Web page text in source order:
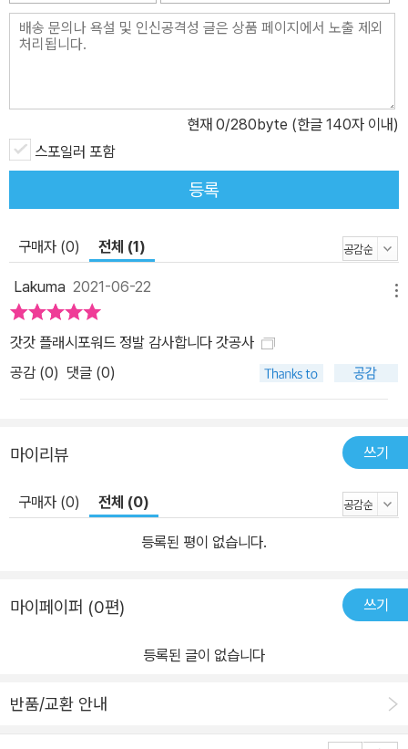
현재 0/280byte (한글 140자 이내)
스포일러 포함
등록
구매자 (0) 전체 (1)
Lakuma 2021-06-22
갓갓 플래시포워드 정발 감사합니다 갓공사
공감 (0) 댓글 (0)
마이리뷰 쓰기
구매자 (0) 전체 (0)
등록된 평이 없습니다.
마이페이퍼 (0편) 쓰기
등록된 글이 없습니다
반품/교환 안내